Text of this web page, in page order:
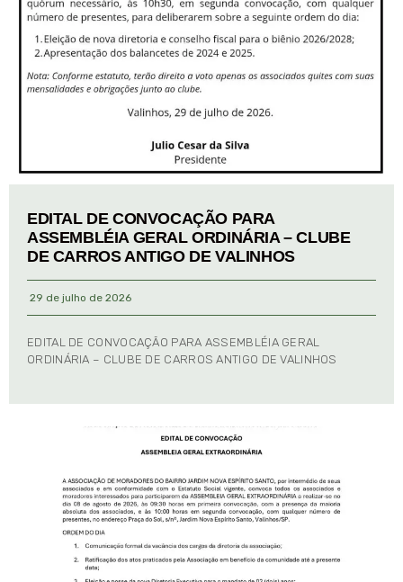
EDITAL DE CONVOCAÇÃO PARA
ASSEMBLÉIA GERAL ORDINÁRIA – CLUBE
DE CARROS ANTIGO DE VALINHOS
29 de julho de 2026
EDITAL DE CONVOCAÇÃO PARA ASSEMBLÉIA GERAL
ORDINÁRIA – CLUBE DE CARROS ANTIGO DE VALINHOS